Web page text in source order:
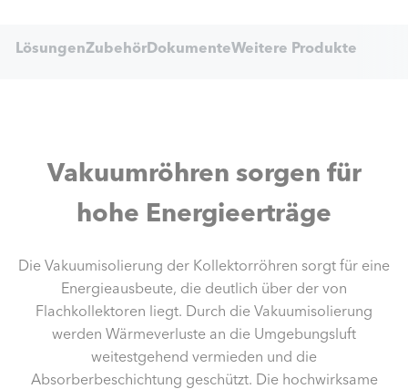
Navigation
LösungenZubehörDokumenteWeitere Produkte
Vakuumröhren sorgen für
hohe Energieerträge
Die Vakuumisolierung der Kollektorröhren sorgt für eine
Energieausbeute, die deutlich über der von
Flachkollektoren liegt. Durch die Vakuumisolierung
werden Wärmeverluste an die Umgebungsluft
weitestgehend vermieden und die
Absorberbeschichtung geschützt. Die hochwirksame